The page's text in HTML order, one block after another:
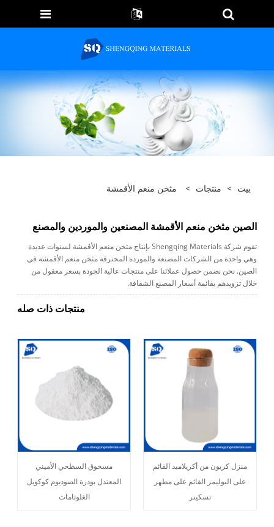
بيت > منتجات > مثخن منعم الأقمشة
الصين مثخن منعم الأقمشة المصنعين والموردين والمصنع
تقوم شركة Shengqing Materials بإنتاج مثخن منعم الأقمشة لسنوات عديدة
وهي واحدة من الشركات المصنعة والموردة المحترفة مثخن منعم الأقمشة في
الصين. نحن نضمن حصول عملائنا على منتجات عالية الجودة بسعر معقول من
خلال تزويدهم بقائمة أسعار المصنع الشفافة.
منتجات ذات صله
منزل كريون من أكريلاميد القائم
على البوليمر القائم على مطهر
تسكينر
مسحوق السطحي الأميني
المعتدل بودرة الصوديوم كوكويل
الغلوتامات